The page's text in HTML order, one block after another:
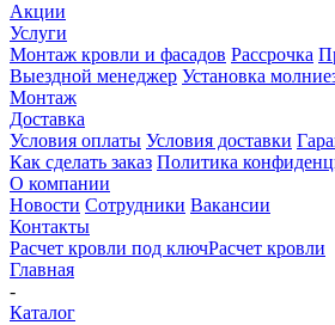
Акции
Услуги
Монтаж кровли и фасадов Рассрочка
Выездной менеджер Установка
Монтаж
Доставка
Условия оплаты Условия доставки
Как сделать заказ Политика
О компании
Новости Сотрудники Вакансии
Контакты
Расчет кровли под ключРасчет кровли
Главная
-
Каталог